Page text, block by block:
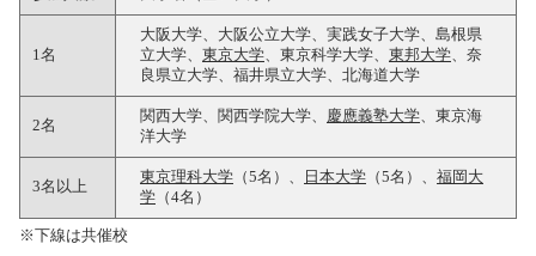
1名
大阪大学、大阪公立大学、実践女子大学、島根県
立大学、 東京大学、東京科学大学、 東邦大学、奈
良県立大学、福井県立大学、北海道大学
2名
関西大学、関西学院大学、 慶應義塾大学、東京海
洋大学
3名以上
東京理科大学 （5名）、 日本大学 （5名）、 福岡大
学 （4名）
※下線は共催校